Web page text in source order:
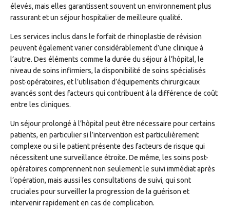
élevés, mais elles garantissent souvent un environnement plus
rassurant et un séjour hospitalier de meilleure qualité.
Les services inclus dans le forfait de rhinoplastie de révision
peuvent également varier considérablement d’une clinique à
l’autre. Des éléments comme la durée du séjour à l’hôpital, le
niveau de soins infirmiers, la disponibilité de soins spécialisés
post-opératoires, et l’utilisation d’équipements chirurgicaux
avancés sont des facteurs qui contribuent à la différence de coût
entre les cliniques.
Un séjour prolongé à l’hôpital peut être nécessaire pour certains
patients, en particulier si l’intervention est particulièrement
complexe ou si le patient présente des facteurs de risque qui
nécessitent une surveillance étroite. De même, les soins post-
opératoires comprennent non seulement le suivi immédiat après
l’opération, mais aussi les consultations de suivi, qui sont
cruciales pour surveiller la progression de la guérison et
intervenir rapidement en cas de complication.